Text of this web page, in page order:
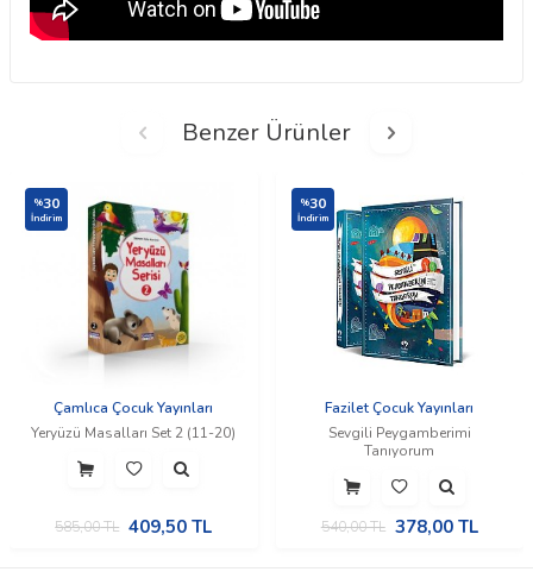
Benzer Ürünler
%30
İndirim
Çamlıca Çocuk Yayınları
Yeryüzü Masalları Set 2 (11-20)
585,00TL 409,50 TL
%30
İndirim
Fazilet Çocuk Yayınları
Sevgili Peygamberimi
Tanıyorum
540,00TL 378,00TL